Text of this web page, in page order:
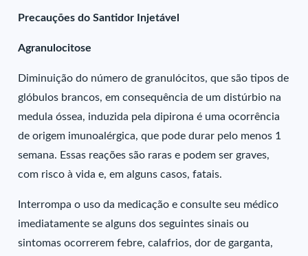
Precauções do Santidor Injetável
Agranulocitose
Diminuição do número de granulócitos, que são tipos de
glóbulos brancos, em consequência de um distúrbio na
medula óssea, induzida pela dipirona é uma ocorrência
de origem imunoalérgica, que pode durar pelo menos 1
semana. Essas reações são raras e podem ser graves,
com risco à vida e, em alguns casos, fatais.
Interrompa o uso da medicação e consulte seu médico
imediatamente se alguns dos seguintes sinais ou
sintomas ocorrerem febre, calafrios, dor de garganta,